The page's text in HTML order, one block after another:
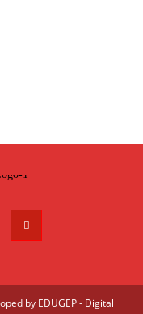
by EDUGEP - Digital